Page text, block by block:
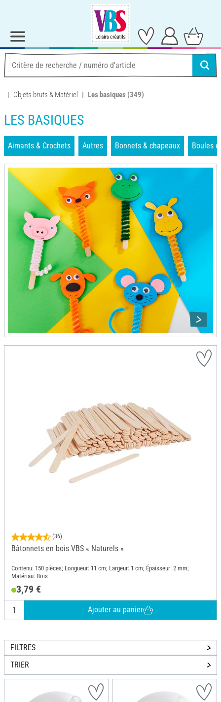
Objets bruts & Matériel Les basiques (349)
LES BASIQUES
Aimants & Crochets Autres Bonnets & chapeaux Boules
(36)
Bâtonnets en bois VBS « Naturels »
Contenu: 150 pièces; Longueur: 11 cm; Largeur: 1 cm; Épaisseur: 2 mm;
Matériau: Bois
3,79 €
Ajouter au panier
FILTRES
TRIER